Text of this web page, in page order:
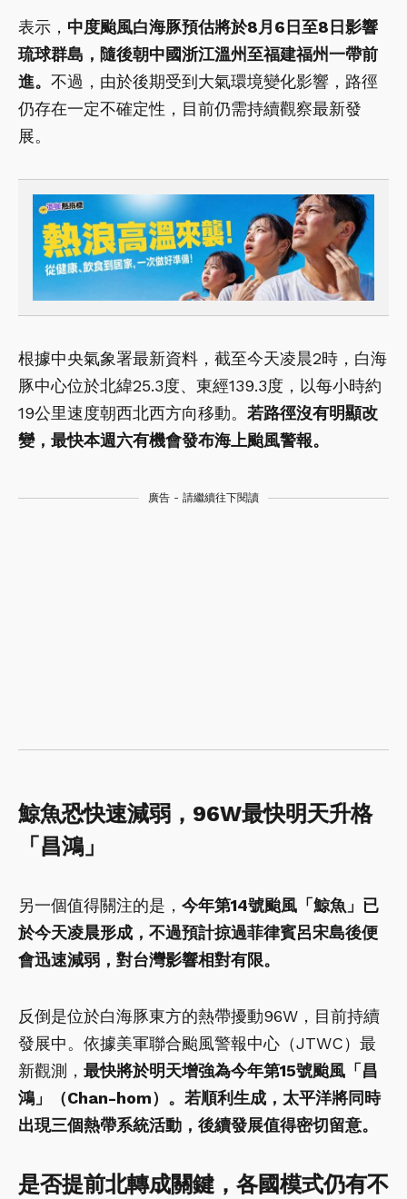
表示， 中度颱風白海豚預估將於8月6日至8日影響
琉球群島，隨後朝中國浙江溫州至福建福州一帶前
進。 不過，由於後期受到大氣環境變化影響，路徑
仍存在一定不確定性，目前仍需持續觀察最新發
展。
根據中央氣象署最新資料，截至今天凌晨2時，白海
豚中心位於北緯25.3度、東經139.3度，以每小時約
19公里速度朝西北西方向移動。 若路徑沒有明顯改
變，最快本週六有機會發布海上颱風警報。
廣告 - 請繼續往下閱讀
鯨魚恐快速減弱，96W最快明天升格
「昌鴻」
另一個值得關注的是， 今年第14號颱風「鯨魚」已
於今天凌晨形成，不過預計掠過菲律賓呂宋島後便
會迅速減弱，對台灣影響相對有限。
反倒是位於白海豚東方的熱帶擾動96W，目前持續
發展中。依據美軍聯合颱風警報中心（JTWC）最
新觀測， 最快將於明天增強為今年第15號颱風「昌
鴻」（Chan-hom）。若順利生成，太平洋將同時
出現三個熱帶系統活動，後續發展值得密切留意。
是否提前北轉成關鍵，各國模式仍有不